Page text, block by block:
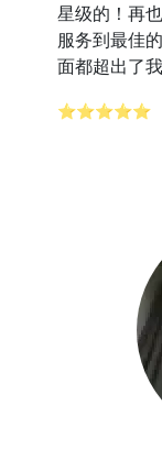
星级的！再
服务到最佳
面都超出了我
⭐⭐⭐⭐⭐